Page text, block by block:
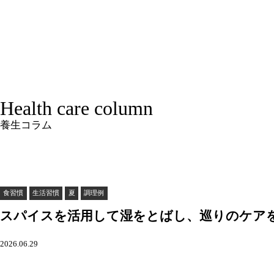
Health care column
養生コラム
食習慣 生活習慣 夏 調理例
スパイスを活用して湿をとばし、巡りのケア
2026.06.29